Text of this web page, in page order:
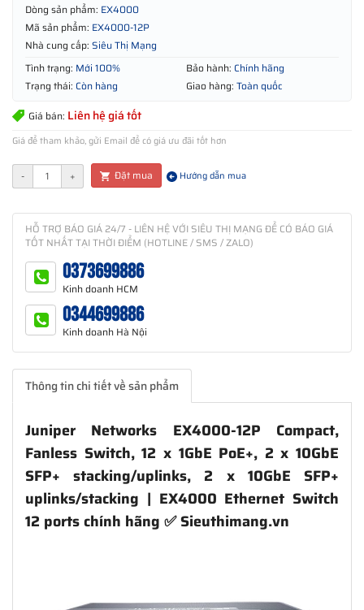
Dòng sản phẩm: EX4000
Mã sản phẩm: EX4000-12P
Nhà cung cấp: Siêu Thị Mạng
Tình trạng: Mới 100% Bảo hành: Chính hãng
Trạng thái: Còn hàng Giao hàng: Toàn quốc
Giá bán: Liên hệ giá tốt
Giá để tham khảo, gửi Email để có giá ưu đãi tốt hơn
- + Đặt mua Hướng dẫn mua
HỖ TRỢ BÁO GIÁ 24/7 - LIÊN HỆ VỚI SIÊU THỊ MẠNG ĐỂ CÓ BÁO GIÁ
TỐT NHẤT TẠI THỜI ĐIỂM (HOTLINE / SMS / ZALO)
0373699886
Kinh doanh HCM
0344699886
Kinh doanh Hà Nội
Thông tin chi tiết về sản phẩm
Juniper Networks EX4000-12P Compact,
Fanless Switch, 12 x 1GbE PoE+, 2 x 10GbE
SFP+ stacking/uplinks, 2 x 10GbE SFP+
uplinks/stacking | EX4000 Ethernet Switch
12 ports chính hãng ✅ Sieuthimang.vn